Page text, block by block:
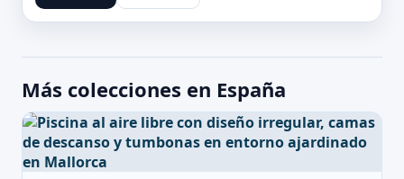
Más colecciones en España